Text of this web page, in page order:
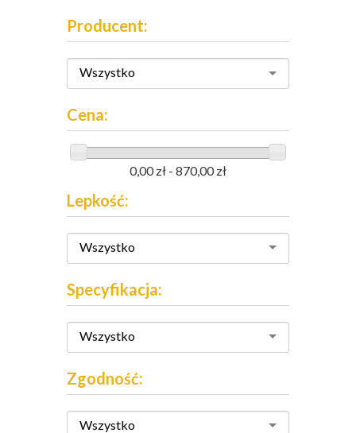
Producent:
Wszystko
Cena:
0,00 zł - 870,00 zł
Lepkość:
Wszystko
Specyfikacja:
Wszystko
Zgodność:
Wszystko